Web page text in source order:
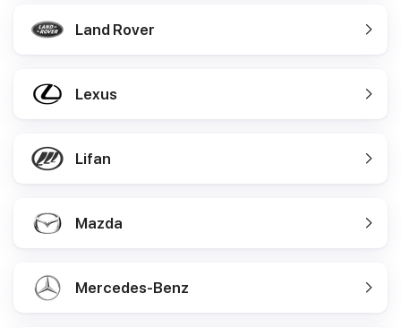
Land Rover
Lexus
Lifan
Mazda
Mercedes-Benz